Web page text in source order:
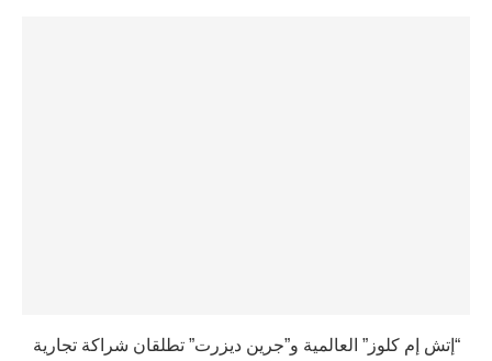
“إتش إم كلوز” العالمية و”جرين ديزرت” تطلقان شراكة تجارية